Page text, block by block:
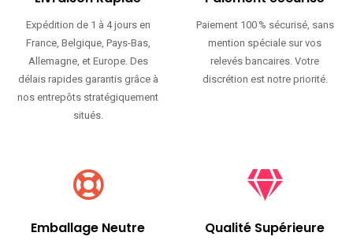
Expédition de 1 à 4 jours en
France, Belgique, Pays-Bas,
Allemagne, et Europe. Des
délais rapides garantis grâce à
nos entrepôts stratégiquement
situés.
Paiement 100 % sécurisé, sans
mention spéciale sur vos
relevés bancaires. Votre
discrétion est notre priorité.
Emballage Neutre Qualité Supérieure